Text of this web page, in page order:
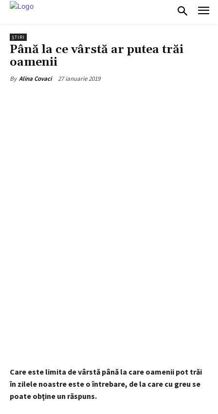
ȘTIRI
Până la ce vârstă ar putea trăi
oamenii
By Alina Covaci 27 ianuarie 2019
Care este limita de vârstă până la care oamenii pot trăi
în zilele noastre este o întrebare, de la care cu greu se
poate obţine un răspuns.